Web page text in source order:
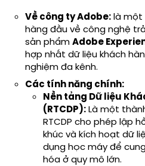
Về công ty Adobe:là một
hàng đầu về công nghệ
sản phẩmAdobe
hợp nhất dữ liệu khách
nghiệm đa kênh.
Các tính năng chính:
Nền tảng Dữ liệu
(RTCDP):Là một
RTCDP cho phép lập
khúc và kích hoạt dữ
dụng học máy để
hóa ở quy mô lớn.